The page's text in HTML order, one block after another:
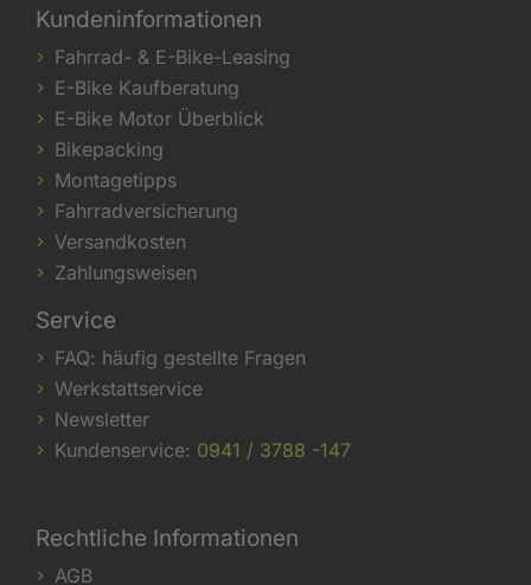
Kundeninformationen
Fahrrad- & E-Bike-Leasing
E-Bike Kaufberatung
E-Bike Motor Überblick
Bikepacking
Montagetipps
Fahrradversicherung
Versandkosten
Zahlungsweisen
Service
FAQ: häufig gestellte Fragen
Werkstattservice
Newsletter
Kundenservice: 0941 / 3788 -147
Rechtliche Informationen
AGB